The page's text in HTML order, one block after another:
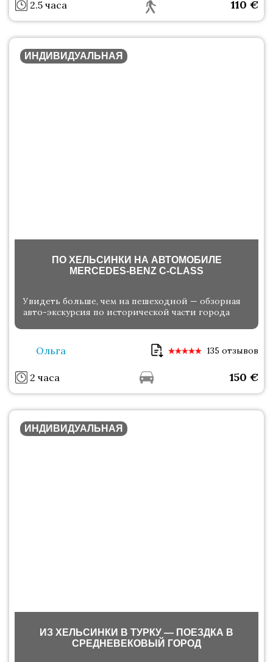
2.5 часа 110 €
ИНДИВИДУАЛЬНАЯ
ПО ХЕЛЬСИНКИ НА АВТОМОБИЛЕ
MERСEDES-BENZ C-CLASS
Увидеть больше, чем на пешеходной — обзорная
авто-экскурсия по исторической части города
Ольга 135 отзывов
2 часа 150 €
ИНДИВИДУАЛЬНАЯ
ИЗ ХЕЛЬСИНКИ В ТУРКУ — ПОЕЗДКА В
СРЕДНЕВЕКОВЫЙ ГОРОД